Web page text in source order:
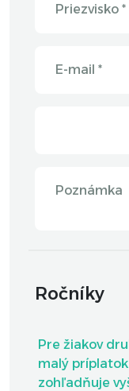
Priezvisko *
E-mail *
Poznámka
Ročníky
Pre žiakov
malý
zohľadňuje